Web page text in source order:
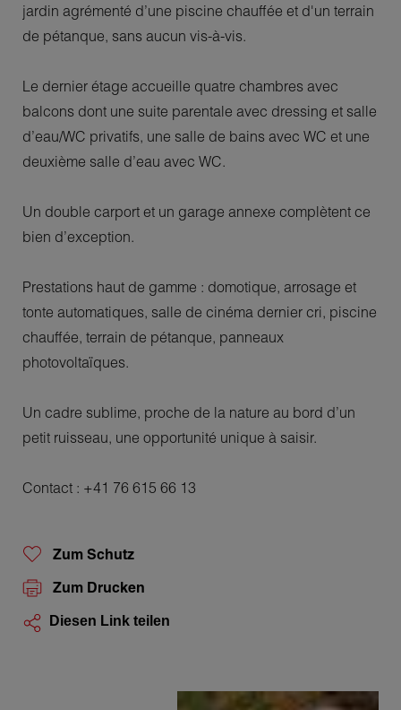
jardin agrémenté d’une piscine chauffée et d'un terrain
de pétanque, sans aucun vis-à-vis.
Le dernier étage accueille quatre chambres avec
balcons dont une suite parentale avec dressing et salle
d’eau/WC privatifs, une salle de bains avec WC et une
deuxième salle d’eau avec WC.
Un double carport et un garage annexe complètent ce
bien d’exception.
Prestations haut de gamme : domotique, arrosage et
tonte automatiques, salle de cinéma dernier cri, piscine
chauffée, terrain de pétanque, panneaux
photovoltaïques.
Un cadre sublime, proche de la nature au bord d’un
petit ruisseau, une opportunité unique à saisir.
Contact : +41 76 615 66 13
Zum Schutz
Zum Drucken
Diesen Link teilen